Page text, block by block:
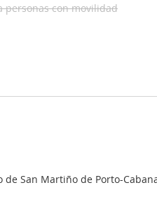
personas con movilidad
de San Martiño de Porto-